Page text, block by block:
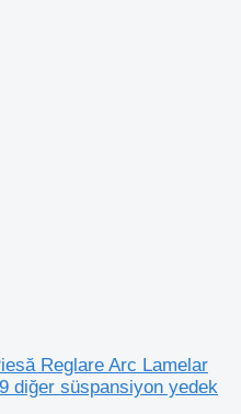
Reglare Arc Lamelar
diğer süspansiyon yedek